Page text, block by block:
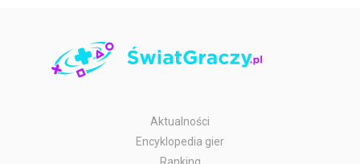
Aktualności
Encyklopedia gier